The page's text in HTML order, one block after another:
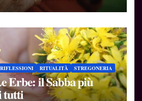
RIFLESSIONI RITUALITÀ STREGONERIA
Erbe: il Sabba più
tutti